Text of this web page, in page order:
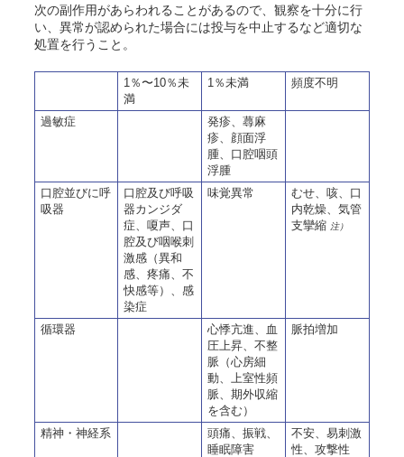
次の副作用があらわれることがあるので、観察を十分に行
い、異常が認められた場合には投与を中止するなど適切な
処置を行うこと。
1％〜10％未
満
1％未満 頻度不明
過敏症
発疹、蕁麻
疹、顔面浮
腫、口腔咽頭
浮腫
口腔並びに呼
吸器
口腔及び呼吸
器カンジダ
症、嗄声、口
腔及び咽喉刺
激感（異和
感、疼痛、不
快感等）、感
染症
味覚異常
むせ、咳、口
内乾燥、気管
支攣縮 注）
循環器
心悸亢進、血
圧上昇、不整
脈（心房細
動、上室性頻
脈、期外収縮
を含む）
脈拍増加
精神・神経系
頭痛、振戦、
睡眠障害
不安、易刺激
性、攻撃性